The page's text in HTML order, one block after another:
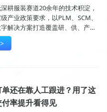
耕服装赛道20余年的技术积淀，
产业政策要求，以PLM、SCM、
解决方案打造覆盖研、供、产、
企业将政策红利高效转化为实打
还在靠人工跟进？用了这
率提升看得见